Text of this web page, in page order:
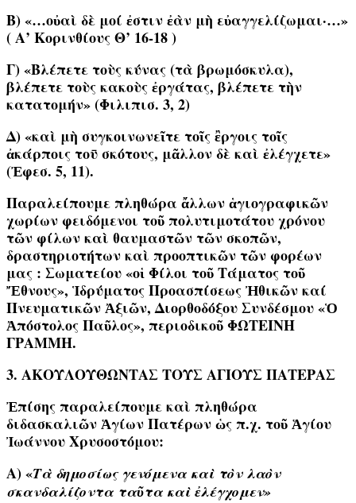
Β) «…οὐαὶ δὲ μοί ἐστιν ἐὰν μὴ εὐαγγελίζωμαι·…»
( Α’ Κορινθίους Θ’ 16-18 )
Γ) «Βλέπετε τοὺς κύνας (τὰ βρωμόσκυλα),
βλέπετε τοὺς κακοὺς ἐργάτας, βλέπετε τὴν
κατατομήν» (Φιλιπισ. 3, 2)
Δ) «καὶ μὴ συγκοινωνεῖτε τοῖς ἒργοις τοῖς
ἀκάρποις τοῡ σκότους, μᾶλλον δὲ καὶ ἐλέγχετε»
(Ἐφεσ. 5, 11).
Παραλείπουμε πληθώρα ἄλλων ἁγιογραφικῶν
χωρίωνφειδόμενοι τοῦ πολυτιμοτάτου χρόνου
τῶν φίλων καὶ θαυμαστῶν τῶν σκοπῶν,
δραστηριοτήτων καὶ προοπτικῶν τῶνφορέων
μας : Σωματείου «οἱ Φίλοι τοῦ Τάματος τοῦ
Ἔθνους», Ἱδρύματος Προασπίσεως Ἠθικῶν καί
Πνευματικῶν Ἀξιῶν, Διορθοδόξου Συνδέσμου «Ὁ
Ἀπόστολος Παῦλος», περιοδικοῦ ΦΩΤΕΙΝΗ
ΓΡΑΜΜΗ.
3. ΑΚΟΥΛΟΥΘΩΝΤΑΣ ΤΟΥΣ ΑΓΙΟΥΣ ΠΑΤΕΡΑΣ
Ἐπίσης παραλείπουμε καὶ πληθώρα
διδασκαλιῶν Ἁγίων Πατέρων ὡς π.χ. τοῦ Ἁγίου
Ἰωάννου Χρυσοστόμου:
Α)«Τὰ δημοσίως γενόμενα καὶ τὸν λαὸν
σκανδαλίζοντα ταῦτα καὶ ἐλέγχομεν»